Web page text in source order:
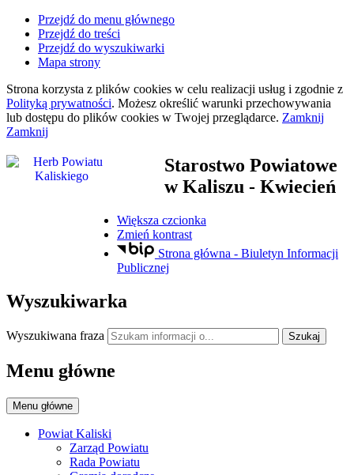
Przejdź do menu głównego
Przejdź do treści
Przejdź do wyszukiwarki
Mapa strony
Strona korzysta z plików cookies w celu realizacji usług i zgodnie z
Polityką prywatności. Możesz określić warunki przechowywania
lub dostępu do plików cookies w Twojej przeglądarce. Zamknij
Zamknij
Starostwo Powiatowe
w Kaliszu - Kwiecień
Większa czcionka
Zmień kontrast
Strona główna - Biuletyn Informacji
Publicznej
Wyszukiwarka
Wyszukiwana fraza Szukaj
Menu główne
Menu główne
Powiat Kaliski
Zarząd Powiatu
Rada Powiatu